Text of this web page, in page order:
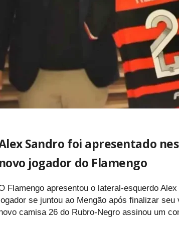
Sandro foi apresentado
novo jogador do Flamengo
Flamengo apresentou o lateral-esquerdo
se juntou ao Mengão após finalizar
camisa 26 do Rubro-Negro assinou um